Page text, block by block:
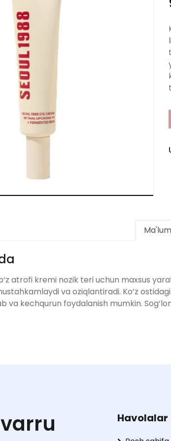
atrofi kremi nozik teri uchun maxsus
va oziqlantiradi. Ko‘z
va kechqurun foydalanish mumkin.
Havolalar